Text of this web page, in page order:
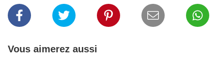
Vous aimerez aussi